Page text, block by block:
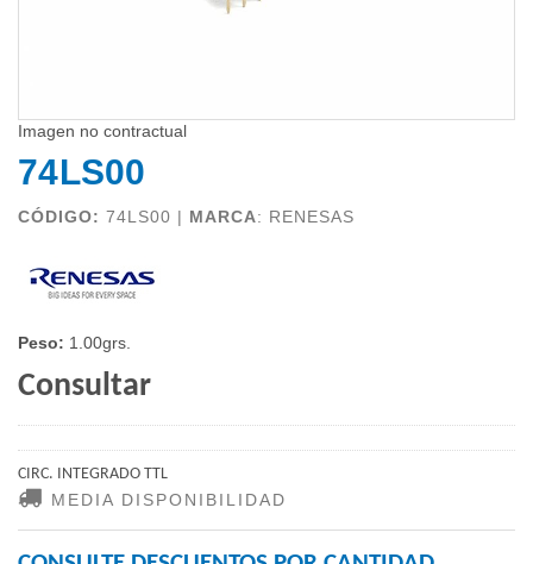
Imagen no contractual
74LS00
CÓDIGO: 74LS00 | MARCA: RENESAS
Peso: 1.00grs.
Consultar
CIRC. INTEGRADO TTL
MEDIA DISPONIBILIDAD